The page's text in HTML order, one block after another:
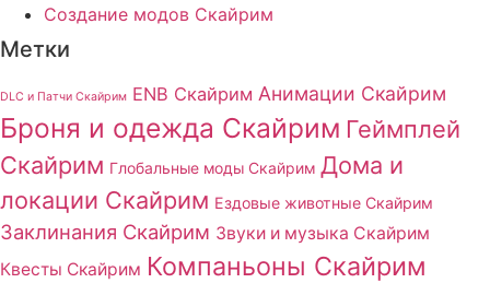
Создание модов Скайрим
Метки
DLC и Патчи Скайрим ENB Скайрим Анимации Скайрим
Броня и одежда Скайрим Геймплей
Скайрим Глобальные моды Скайрим Дома и
локации Скайрим Ездовые животные Скайрим
Заклинания Скайрим Звуки и музыка Скайрим
Квесты Скайрим Компаньоны Скайрим